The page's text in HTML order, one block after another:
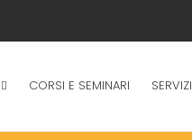
CORSI E SEMINARI SERVIZI